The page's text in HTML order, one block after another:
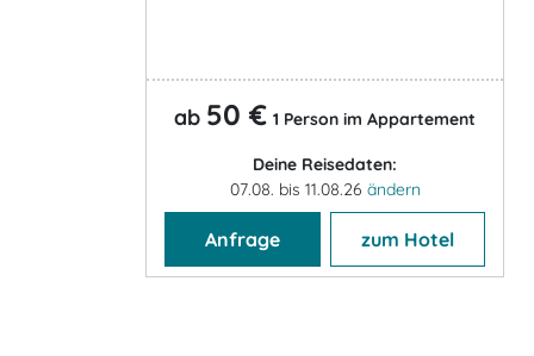
ab 50 € 1 Person im Appartement
Deine Reisedaten:
07.08. bis 11.08.26 ändern
Anfrage zum Hotel